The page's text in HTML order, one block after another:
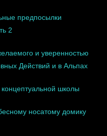
предпосылки
2
и уверенностью
Действий и в Альпах
школы
носатому домику